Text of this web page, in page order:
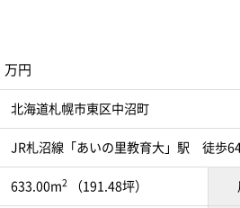
万円
北海道札幌市東区中沼町
JR札沼線「あいの里教育大」駅 徒歩
633.00m2 （191.48坪）